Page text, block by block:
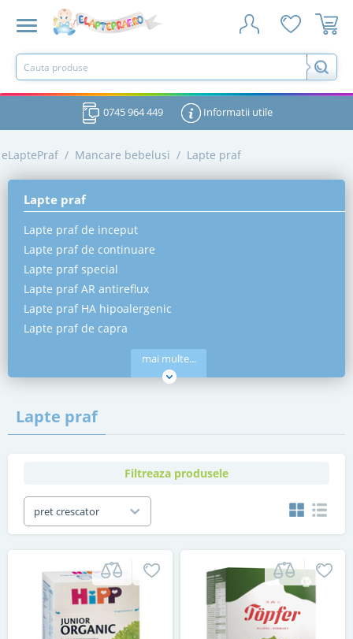
0745 964 449 Informatii utile
eLaptePraf / Mancare bebelusi / Lapte praf
Lapte praf
Lapte praf de inceput
Lapte praf de continuare
Lapte praf special
Lapte praf AR antireflux
Lapte praf HA hipoalergenic
Lapte praf de capra
mai multe...
Lapte praf
Filtreaza produsele
pret crescator